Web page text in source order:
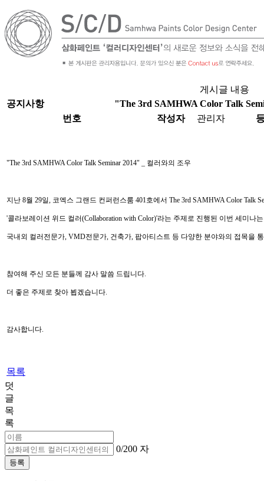
게시글 내용
공지사항
"The 3rd SAMHWA Color Talk
번호
작성자 관리자
"The 3rd SAMHWA Color Talk Seminar 2014" _ 컬러와의 조우
지난 8월 29일 코엑스 그랜드 컨퍼런스룸 401 호에서 The 3rd SAMHWA Color Talk
'콜라보레이션 위드 컬러(Collaboration with Color)'라는 주제로 진행된 이번 세미나
국내외 컬러전문가, VMD전문가, 건축가, 팝아티스트 등 다양한 분야와의 접목을
참여해 주신 모든 분들께 감사 말씀 드립니다.
더 좋은 주제로 찾아 뵙겠습니다.
감사합니다.
목록
덧
글
목
록
0/200 자